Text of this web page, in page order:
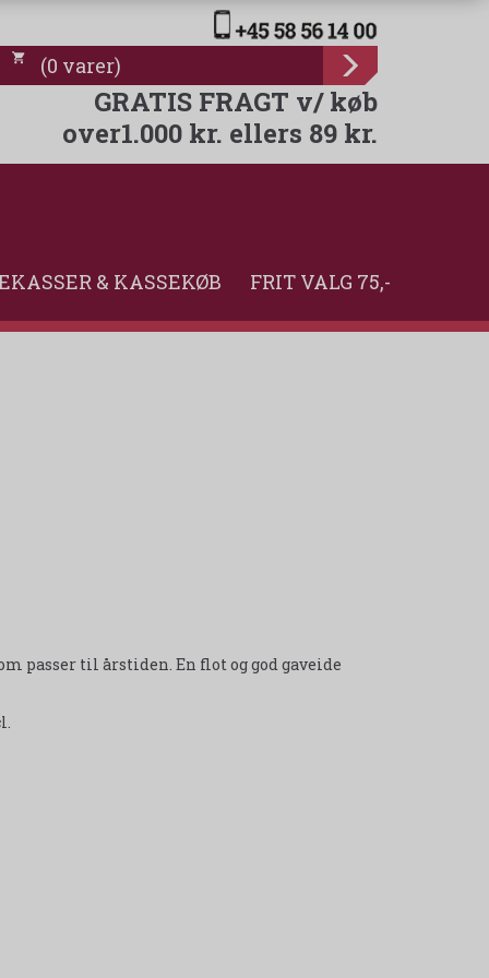
(0 varer)
GRATIS FRAGT v/ køb
over1.000 kr. ellers 89 kr.
& KASSEKØB FRIT VALG 75,-
passer til årstiden. En flot og god gaveide